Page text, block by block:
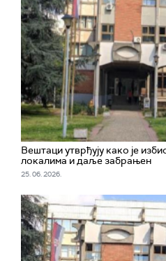
Вештаци утврђују како је
локалима и даље забрањен
25. 06. 2026.